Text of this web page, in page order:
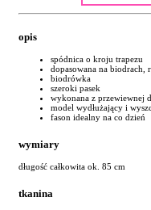
opis
spódnica o kroju trapezu
dopasowana na biodrach,
biodrówka
szeroki pasek
wykonana z przewiewnej
model wydłużający i
fason idealny na co dzień
wymiary
długość całkowita ok. 85 cm
tkanina